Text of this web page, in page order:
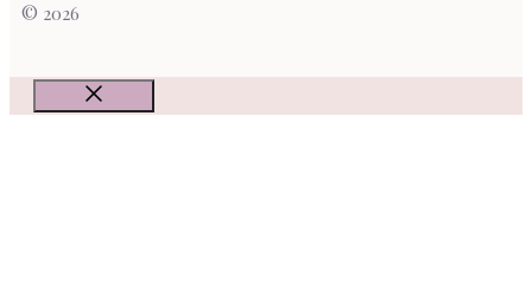
© 2026
Fermer